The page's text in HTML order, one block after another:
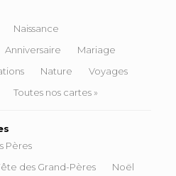
Naissance
Anniversaire
Mariage
Nature
Voyages
Toutes nos cartes »
Pères
des Grand-Pères
Noël